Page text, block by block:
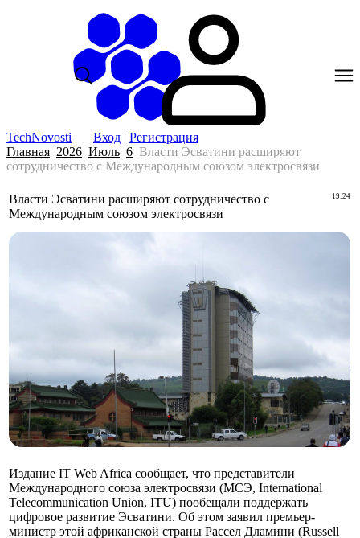
TechNovosti Вход | Регистрация
Главная 2026 Июль 6 Власти Эсватини расширяют
сотрудничество с Международным союзом электросвязи
19:24
Власти Эсватини расширяют сотрудничество с
Международным союзом электросвязи
Издание IT Web Africa сообщает, что представители
Международного союза электросвязи (МСЭ, International
Telecommunication Union, ITU) пообещали поддержать
цифровое развитие Эсватини. Об этом заявил премьер-
министр этой африканской страны Рассел Дламини (Russell